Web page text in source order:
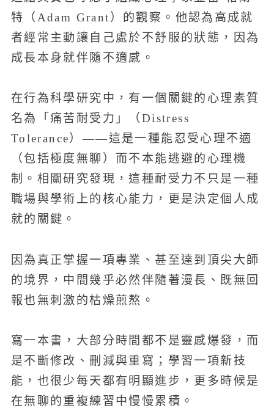
特（Adam Grant）的觀察。他認為高成就
者經常主動讓自己處於不舒服的狀態，因為
成長本身就伴隨不適感。
在行為科學研究中，有一個關鍵的心理素質
名為「痛苦耐受力」（Distress
Tolerance）——這是一種能忍受心理不適
（包括極度無聊）而不本能逃避的心理機
制。相關研究發現，這種耐受力不只是一種
職場與學術上的核心能力，更是決定個人成
就的關鍵。
因為真正掌握一項專業、甚至達到頂尖大師
的境界，中間幾乎必然伴隨著漫長、既無回
報也無刺激的枯燥煎熬。
寫一本書，大部分時間都不是靈感爆發，而
是不斷修改、刪減與重寫；學習一項新技
能，也很少每天都有明顯進步，更多時候是
在無聊的重複練習中慢慢累積。